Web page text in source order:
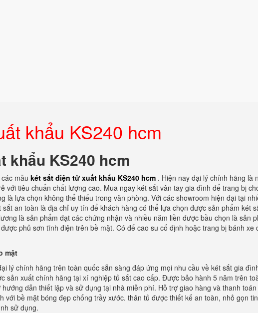
khẩu KS240 hcm
khẩu KS240 hcm
mẫu két sắt điện tử xuất khẩu KS240 hcm . Hiện nay đại lý chính hãng là
với tiêu chuẩn chất lượng cao. Mua ngay két sắt vân tay gia đình để trang bị
là lựa chọn không thể thiếu trong văn phòng. Với các showroom hiện đại tại
an toàn là địa chỉ uy tín để khách hàng có thể lựa chọn được sản phẩm két
là sản phẩm đạt các chứng nhận và nhiều năm liền được bầu chọn là sản
phủ sơn tĩnh điện trên bề mặt. Có đế cao su cố định hoặc trang bị bánh xe
mật
lý chính hãng trên toàn quốc sẵn sàng đáp ứng mọi nhu cầu về két sắt gia
sản xuất chính hãng tại xí nghiệp tủ sắt cao cấp. Được bảo hành 5 năm trên
dẫn thiết lập và sử dụng tại nhà miễn phí. Hỗ trợ giao hàng và thanh
với bề mặt bóng đẹp chống trầy xước. thân tủ được thiết kế an toàn, nhỏ gọn
sử dụng.